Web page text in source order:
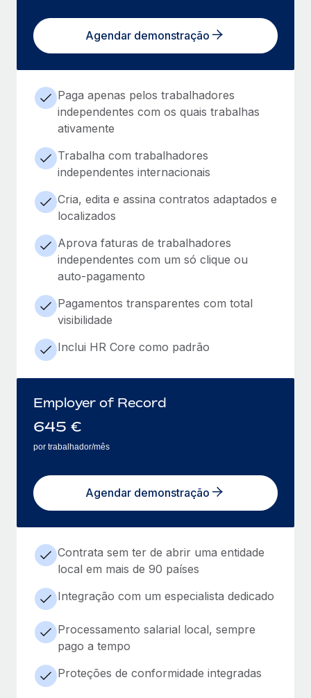
Agendar demonstração
Paga apenas pelos trabalhadores
independentes com os quais trabalhas
ativamente
Trabalha com trabalhadores
independentes internacionais
Cria, edita e assina contratos adaptados e
localizados
Aprova faturas de trabalhadores
independentes com um só clique ou
auto-pagamento
Pagamentos transparentes com total
visibilidade
Inclui HR Core como padrão
Employer of Record
645 €
por trabalhador/mês
Agendar demonstração
Contrata sem ter de abrir uma entidade
local em mais de 90 países
Integração com um especialista dedicado
Processamento salarial local, sempre
pago a tempo
Proteções de conformidade integradas